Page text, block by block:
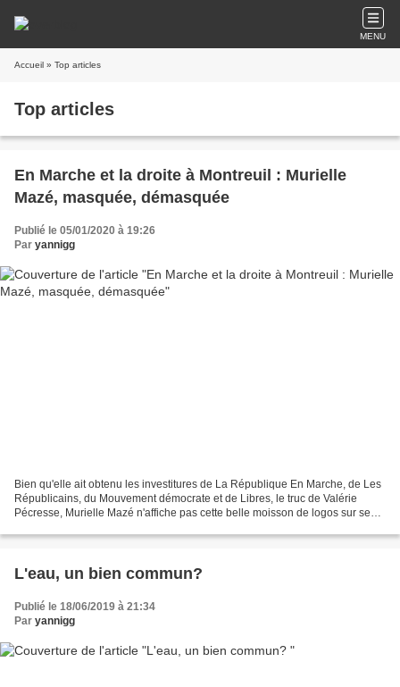
MENU
Accueil » Top articles
Top articles
En Marche et la droite à Montreuil : Murielle
Mazé, masquée, démasquée
Publié le 05/01/2020 à 19:26
Par yannigg
Bien qu'elle ait obtenu les investitures de La République En Marche, de Les
Républicains, du Mouvement démocrate et de Libres, le truc de Valérie
Pécresse, Murielle Mazé n'affiche pas cette belle moisson de logos sur ses
L'eau, un bien commun?
Publié le 18/06/2019 à 21:34
Par yannigg